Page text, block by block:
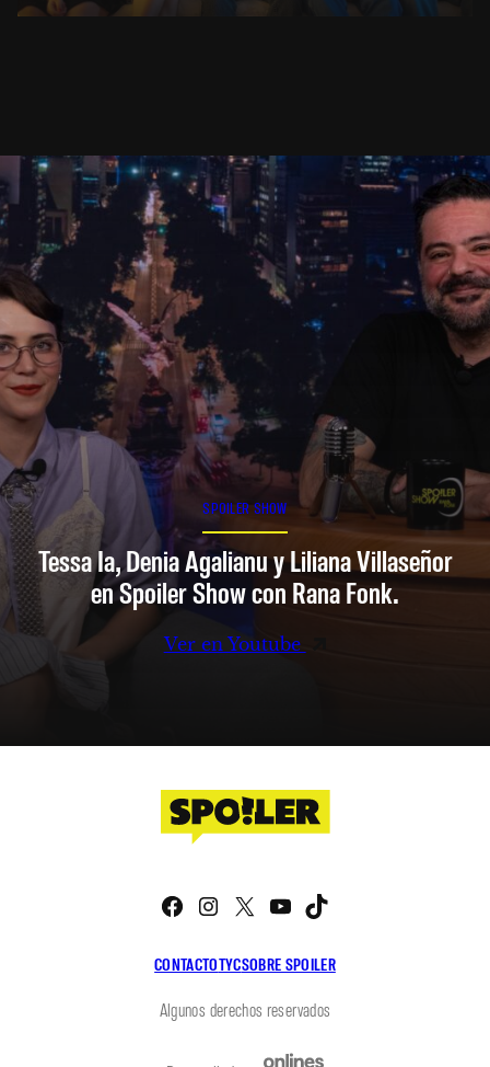
SPOILER SHOW
Tessa Ia, Denia Agalianu y Liliana Villaseñor
en Spoiler Show con Rana Fonk.
Ver en Youtube
CONTACTOTYCSOBRE SPOILER
Facebook
Instagram
X YouTube
Algunos derechos reservados